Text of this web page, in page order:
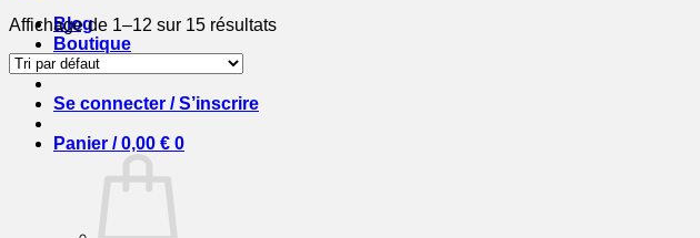
Blog
Boutique
Contact
Se connecter / S’inscrire
Panier /0,00 € 0
Affichage de 1–12 sur 15 résultats